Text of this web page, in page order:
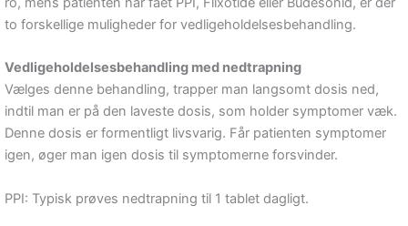
to forskellige muligheder for vedligeholdelsesbehandling.
Vedligeholdelsesbehandling med nedtrapning
Vælges denne behandling, trapper man langsomt dosis ned,
indtil man er på den laveste dosis, som holder symptomer væk.
Denne dosis er formentligt livsvarig. Får patienten symptomer
igen, øger man igen dosis til symptomerne forsvinder.
PPI: Typisk prøves nedtrapning til 1 tablet dagligt.